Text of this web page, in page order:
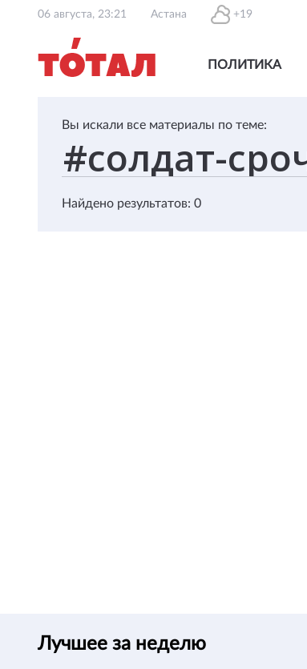
06 августа, 23:21 Астана +19
ПОЛИТИКА
Вы искали все материалы по теме:
Найдено результатов: 0
Лучшее за неделю